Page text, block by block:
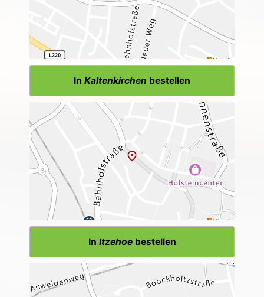
In Kaltenkirchen bestellen
In Itzehoebestellen